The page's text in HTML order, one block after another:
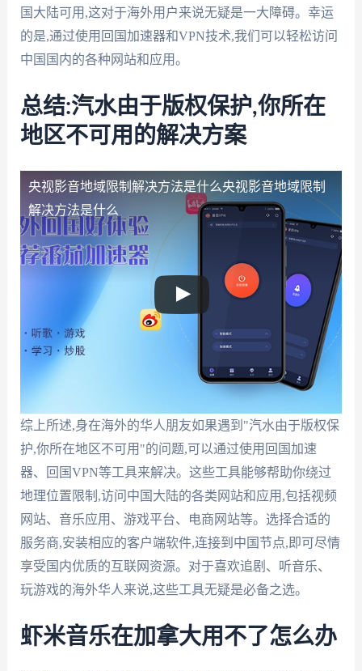
国大陆可用,这对于海外用户来说无疑是一大障碍。幸运
的是,通过使用回国加速器和VPN技术,我们可以轻松访问
中国国内的各种网站和应用。
总结:汽水由于版权保护,你所在
地区不可用的解决方案
央视影音地域限制解决方法是什么央视影音地域限制
解决方法是什么
综上所述,身在海外的华人朋友如果遇到"汽水由于版权保
护,你所在地区不可用"的问题,可以通过使用回国加速
器、回国VPN等工具来解决。这些工具能够帮助你绕过
地理位置限制,访问中国大陆的各类网站和应用,包括视频
网站、音乐应用、游戏平台、电商网站等。选择合适的
服务商,安装相应的客户端软件,连接到中国节点,即可尽情
享受国内优质的互联网资源。对于喜欢追剧、听音乐、
玩游戏的海外华人来说,这些工具无疑是必备之选。
虾米音乐在加拿大用不了怎么办